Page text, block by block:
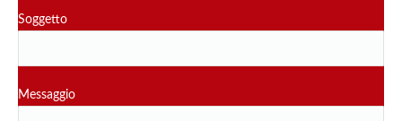
Soggetto
Messaggio